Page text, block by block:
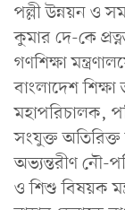
পল্লী উন্নয়ন ও
কুমার দে-কে
গণশিক্ষা
বাংলাদেশ
মহাপরিচালক,
সংযুক্ত
অভ্যন্তরীণ নৌ-
ও শিশু বিষয়ক